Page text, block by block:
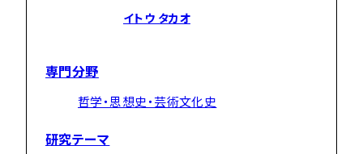
イトウ タカオ
専門分野
哲学・思想史・芸術文化史
研究テーマ